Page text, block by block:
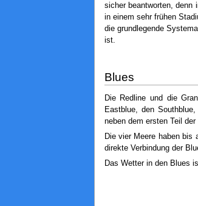
sicher beantworten, denn
in einem sehr frühen
die grundlegende
ist.
Blues
Die Redline und die
Eastblue, den
neben dem ersten Teil
Die vier Meere haben bis
direkte Verbindung der
Das Wetter in den Blues